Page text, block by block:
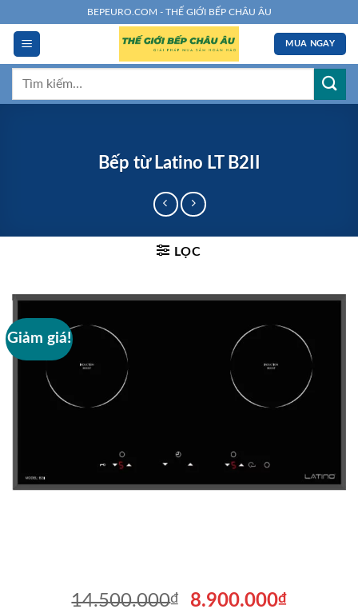
đến
dung
BEPEURO.COM - THẾ GIỚI BẾP CHÂU ÂU
MUA NGAY
Tìm
Bếp từ Latino LT B2II
LỌC
Giảm giá!
14.500.000₫
Giá
8.900.000₫Giá